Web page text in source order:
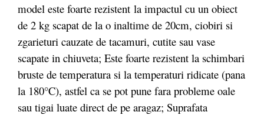
model este foarte rezistent la impactul cu un obiect
de 2 kg scapat de la o inaltime de 20cm, ciobiri si
zgarieturi cauzate de tacamuri, cutite sau vase
scapate in chiuveta; Este foarte rezistent la schimbari
bruste de temperatura si la temperaturi ridicate (pana
la 180°C), astfel ca se pot pune fara probleme oale
sau tigai luate direct de pe aragaz; Suprafata